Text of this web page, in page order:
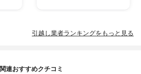
引越し業者ランキングをもっと見る
関連おすすめクチコミ